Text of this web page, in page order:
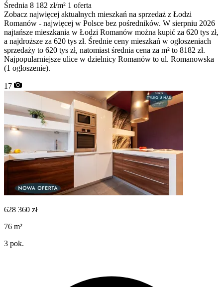
Średnia 8 182 zł/m² 1 oferta
Zobacz najwięcej aktualnych mieszkań na sprzedaż z Łodzi
Romanów - najwięcej w Polsce bez pośredników. W sierpniu 2026
najtańsze mieszkania w Łodzi Romanów można kupić za 620 tys zł,
a najdroższe za 620 tys zł. Średnie ceny mieszkań w ogłoszeniach
sprzedaży to 620 tys zł, natomiast średnia cena za m² to 8182 zł.
Najpopularniejsze ulice w dzielnicy Romanów to ul. Romanowska
(1 ogłoszenie).
17
628 360 zł
76 m²
3 pok.